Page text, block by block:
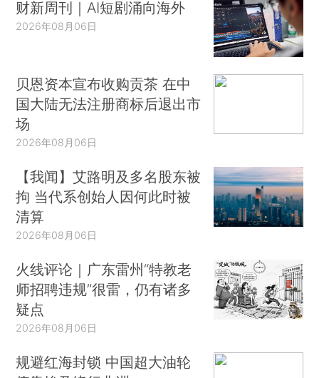
财新周刊｜AI短剧涌向海外
2026年08月06日
贝恩资本宣布收购贡茶 在中
国大陆无法注册商标后退出市
场
2026年08月06日
【我闻】艾路明及多名股东被
拘 当代系创始人因何此时被
清算
2026年08月06日
火线评论｜广东雷州“特教老
师招聘违规”很雷，仍有诸多
疑点
2026年08月06日
规避红海封锁 中国超大油轮